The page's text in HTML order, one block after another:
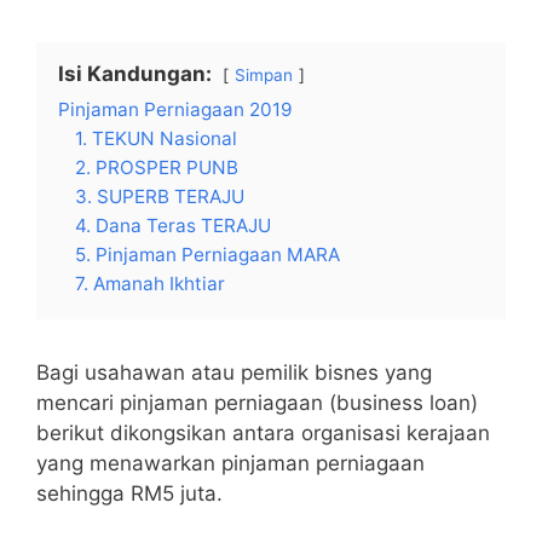
Isi Kandungan: Simpan
Pinjaman Perniagaan 2019
1. TEKUN Nasional
2. PROSPER PUNB
3. SUPERB TERAJU
4. Dana Teras TERAJU
5. Pinjaman Perniagaan MARA
7. Amanah Ikhtiar
Bagi usahawan atau pemilik bisnes yang
mencari pinjaman perniagaan (business loan)
berikut dikongsikan antara organisasi kerajaan
yang menawarkan pinjaman perniagaan
sehingga RM5 juta.